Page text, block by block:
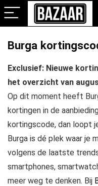
Burga
Exclusief: Nieuwe
het overzicht van
Op dit moment heeft
kortingen in de
kortingscode, dan loopt
Burga is dé plek waar je
volgens de laatste
smartphones,
meer weg te denken. Bij